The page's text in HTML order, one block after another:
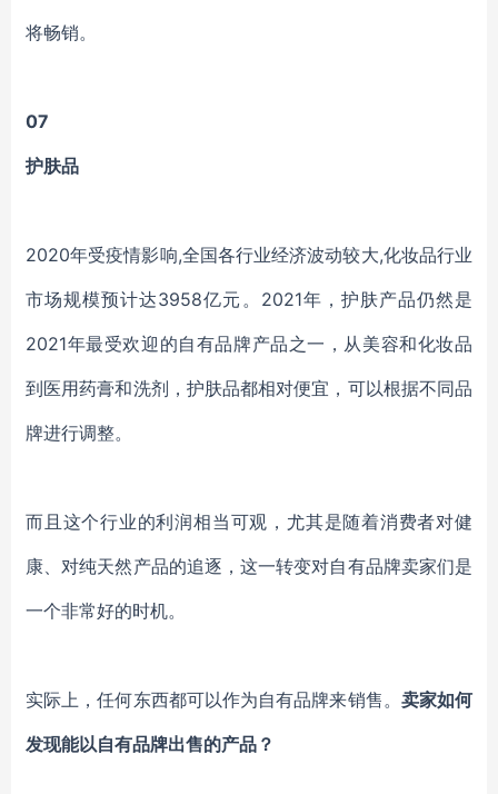
将畅销。
07
护肤品
2020年受疫情影响,全国各行业经济波动较大,化妆品行业
市场规模预计达3958亿元。2021年，护肤产品仍然是
2021年最受欢迎的自有品牌产品之一，从美容和化妆品
到医用药膏和洗剂，护肤品都相对便宜，可以根据不同品
牌进行调整。
而且这个行业的利润相当可观，尤其是随着消费者对健
康、对纯天然产品的追逐，这一转变对自有品牌卖家们是
一个非常好的时机。
实际上，任何东西都可以作为自有品牌来销售。 卖家如何
发现能以自有品牌出售的产品？